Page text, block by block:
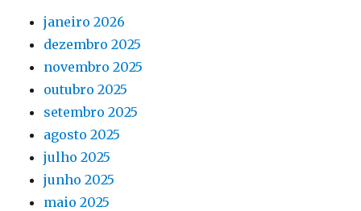
janeiro 2026
dezembro 2025
novembro 2025
outubro 2025
setembro 2025
agosto 2025
julho 2025
junho 2025
maio 2025